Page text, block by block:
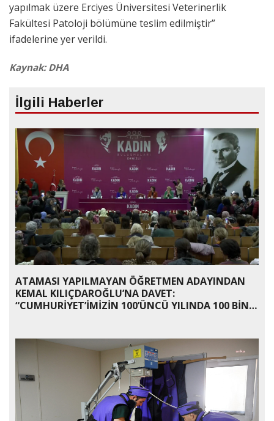
yapılmak üzere Erciyes Üniversitesi Veterinerlik
Fakültesi Patoloji bölümüne teslim edilmiştir”
ifadelerine yer verildi.
Kaynak: DHA
İlgili Haberler
ATAMASI YAPILMAYAN ÖĞRETMEN ADAYINDAN
KEMAL KILIÇDAROĞLU’NA DAVET:
“CUMHURİYET’İMİZİN 100’ÜNCÜ YILINDA 100 BİN